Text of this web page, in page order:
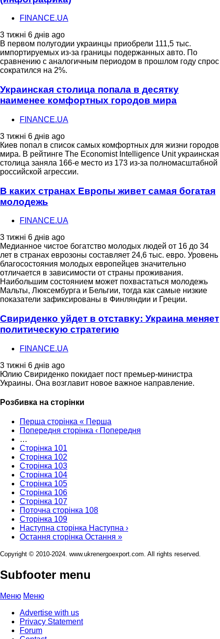
FINANCE.UA
3 тижні 6 днів ago
В первом полугодии украинцы приобрели 111,5 тыс.
импортируемых из-за границы подержанных авто. По
сравнению с аналогичным периодом в прошлом году спрос
сократился на 2%.
Украинская столица попала в десятку
наименее комфортных городов мира
FINANCE.UA
3 тижні 6 днів ago
Киев попал в список самых комфортных для жизни городов
мира. В рейтинге The Economist Intelligence Unit украинская
столица заняла 166-е место из 173 из-за полномасштабной
российской агрессии.
В каких странах Европы живет самая богатая
молодежь
FINANCE.UA
3 тижні 6 днів ago
Медианное чистое богатство молодых людей от 16 до 34
лет в странах еврозоны составляет 24,6 тыс. евро. Уровень
благосостояния молодых европейцев значительно
отличается в зависимости от страны проживания.
Наибольшим состоянием может похвастаться молодежь
Мальты, Люксембурга и Бельгии, тогда как самые низкие
показатели зафиксированы в Финляндии и Греции.
Свириденко уйдет в отставку: Украина меняет
политическую стратегию
FINANCE.UA
3 тижні 6 днів ago
Юлию Свириденко покидает пост премьер-министра
Украины. Она возглавит новое важное направление.
Розбивка на сторінки
Перша сторінка « Перша
Попередня сторінка ‹ Попередня
…
Сторінка 101
Сторінка 102
Сторінка 103
Сторінка 104
Сторінка 105
Сторінка 106
Сторінка 107
Поточна сторінка 108
Сторінка 109
Наступна сторінка Наступна ›
Остання сторінка Остання »
Copyright © 2010-2024. www.ukrenergoexport.com. All rights reserved.
Subfooter menu
Меню Меню
Advertise with us
Privacy Statement
Forum